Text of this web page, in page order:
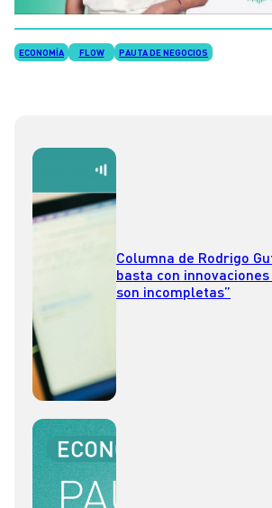
ECONOMÍA FLOW PAUTA DE NEGOCIOS
Columna de Rodrigo
basta con
son incompletas”